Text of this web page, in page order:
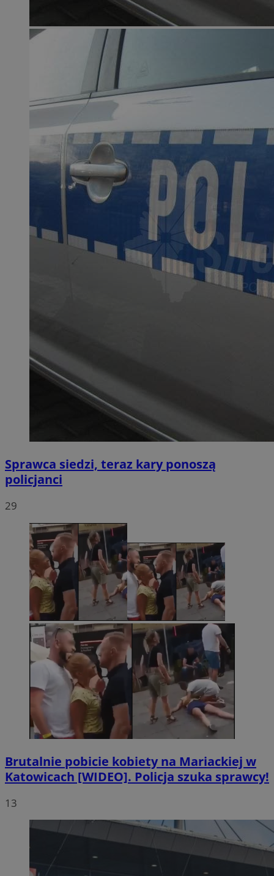
Sprawca siedzi, teraz kary ponoszą
policjanci
29
Brutalnie pobicie kobiety na Mariackiej w
Katowicach [WIDEO]. Policja szuka sprawcy!
13